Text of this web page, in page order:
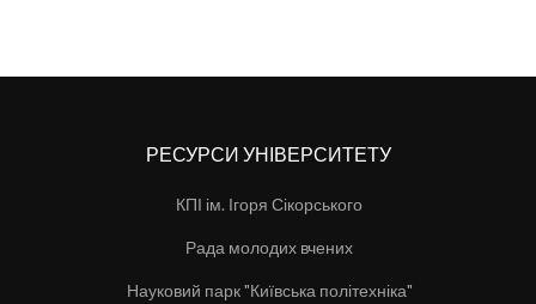
РЕСУРСИ УНІВЕРСИТЕТУ
КПІ ім. Ігоря Сікорського
Рада молодих вчених
Науковий парк "Київська політехніка"